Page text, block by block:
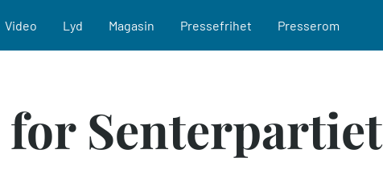
Video Lyd Magasin Pressefrihet Presserom
Senterpartiet